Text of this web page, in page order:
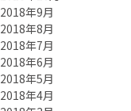
2018年9月
2018年8月
2018年7月
2018年6月
2018年5月
2018年4月